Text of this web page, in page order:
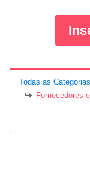
Todas as Categorias
Fornecedores